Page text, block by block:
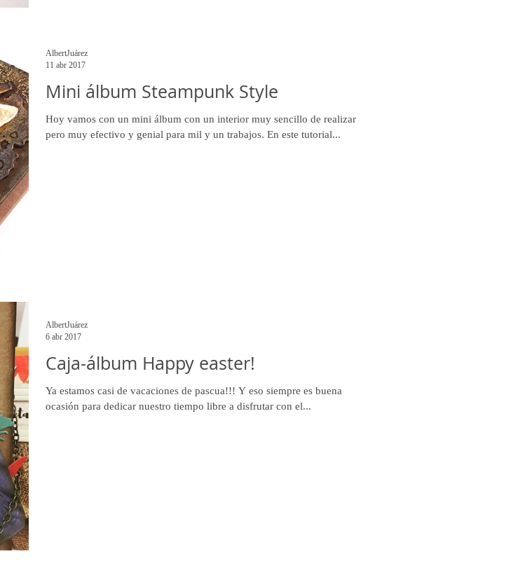
Mini álbum Steampunk Style
Hoy vamos con un mini álbum con un interior muy sencillo de realizar
pero muy efectivo y genial para mil y un trabajos. En este tutorial...
AlbertJuárez
11 abr 2017
Caja-álbum Happy easter!
Ya estamos casi de vacaciones de pascua!!! Y eso siempre es buena
ocasión para dedicar nuestro tiempo libre a disfrutar con el...
AlbertJuárez
6 abr 2017